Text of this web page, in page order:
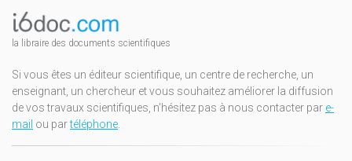
la libraire des documents scientifiques
Si vous êtes un éditeur scientifique, un centre de recherche, un
enseignant, un chercheur et vous souhaitez améliorer la diffusion
de vos travaux scientifiques, n'hésitez pas à nous contacter par e-
mail ou partéléphone.